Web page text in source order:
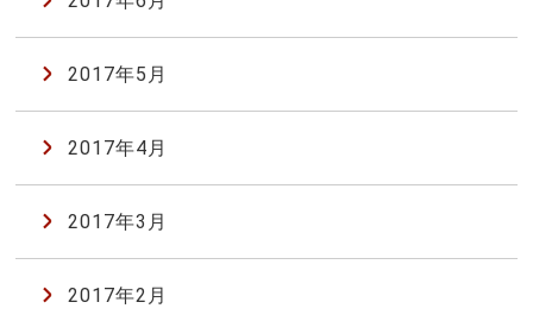
2017年5月
2017年4月
2017年3月
2017年2月